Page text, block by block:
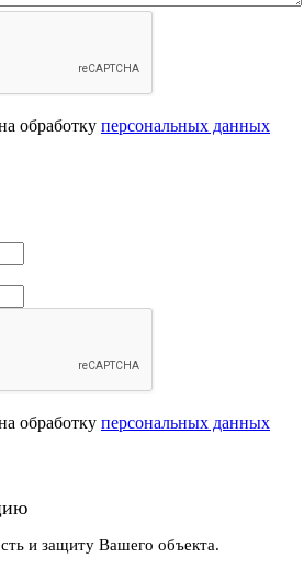
обработку персональных данных
обработку персональных данных
и защиту Вашего объекта.